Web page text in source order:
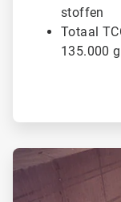
stoffen
Totaal
135.000
ArticleTile
2